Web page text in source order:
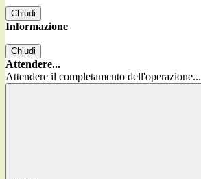
Chiudi
Informazione
Chiudi
Attendere...
Attendere il completamento dell'operazione...